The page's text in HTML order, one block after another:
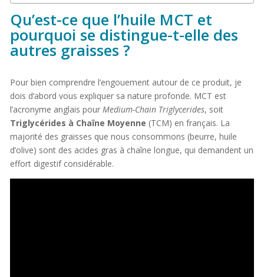
Qu’est-ce que l’huile MCT et
pourquoi se distingue-t-elle des
autres graisses ?
Pour bien comprendre l’engouement autour de ce produit, je
dois d’abord vous expliquer sa nature profonde. MCT est
l’acronyme anglais pour Medium-Chain Triglycerides, soit
Triglycérides à Chaîne Moyenne (TCM) en français. La
majorité des graisses que nous consommons (beurre, huile
d’olive) sont des acides gras à chaîne longue, qui demandent un
effort digestif considérable.